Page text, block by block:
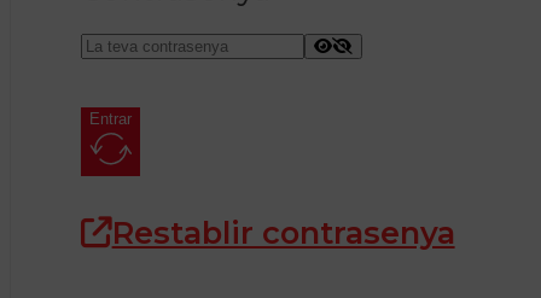
Entrar
Restablir contrasenya